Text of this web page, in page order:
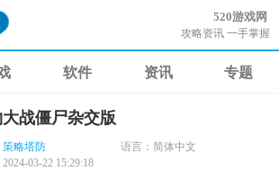
520游戏网
攻略资讯 一手掌握
软件 资讯 专题
战僵尸杂交版
策略塔防 语言： 简体中文
2024-03-22 15:29:18